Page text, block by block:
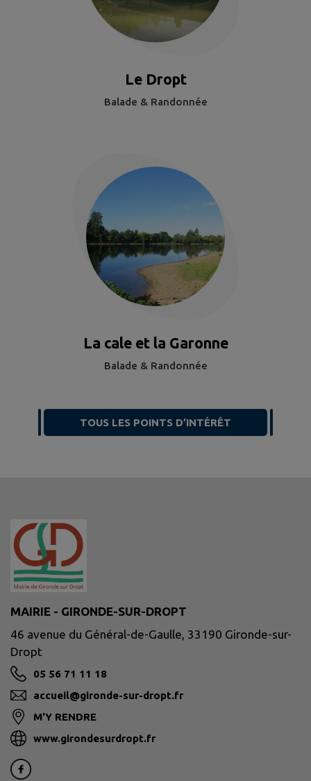
Le Dropt
Balade & Randonnée
La cale et la Garonne
Balade & Randonnée
TOUS LES POINTS D’INTÉRÊT
MAIRIE - GIRONDE-SUR-DROPT
46 avenue du Général-de-Gaulle, 33190 Gironde-sur-
Dropt
05 56 71 11 18
accueil@gironde-sur-dropt.fr
M'Y RENDRE
www.girondesurdropt.fr